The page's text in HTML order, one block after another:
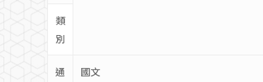
類
別
通
國文